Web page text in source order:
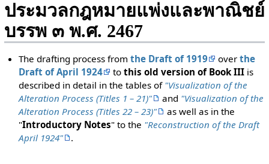
ประมวลกฎหมายแพ่งและพาณิชย์
บรรพ ๓ พ.ศ. 2467
The drafting process fromthe Draft of 1919 overthe
Draft of April 1924
tothis old version of Book III is
described in detail in the tables of "Visualization of the
Alteration Process (Titles 1 – 21)"
and "Visualization of the
Alteration Process (Titles 22 – 23)"
as well as in the
"Introductory Notes" to the "Reconstruction of the Draft
April 1924"
.